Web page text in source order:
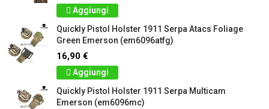
Aggiungi
Quickly Pistol Holster 1911 Serpa Atacs Foliage
Green Emerson (em6096atfg)
16,90 €
Aggiungi
Quickly Pistol Holster 1911 Serpa Multicam
Emerson (em6096mc)